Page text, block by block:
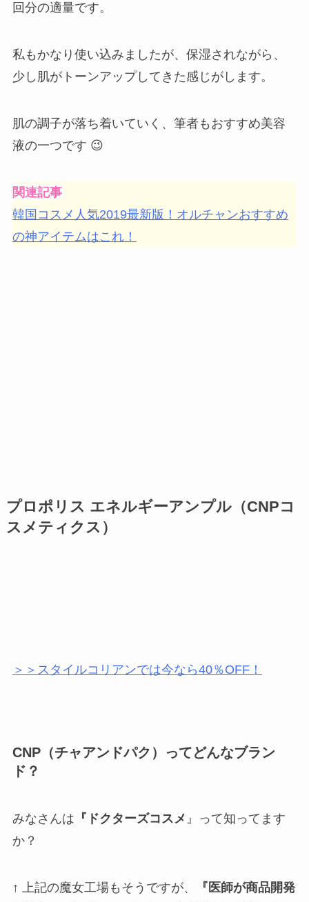
回分の適量です。
私もかなり使い込みましたが、保湿されながら、
少し肌がトーンアップしてきた感じがします。
肌の調子が落ち着いていく、筆者もおすすめ美容
液の一つです 😉
関連記事
韓国コスメ人気2019最新版！オルチャンおすすめ
の神アイテムはこれ！
プロポリス エネルギーアンプル（CNPコ
スメティクス）
＞＞スタイルコリアンでは今なら40％OFF！
CNP（チャアンドパク）ってどんなブラン
ド？
みなさんは 『ドクターズコスメ 』って知ってます
か？
↑ 上記の魔女工場もそうですが、
『医師が商品開発